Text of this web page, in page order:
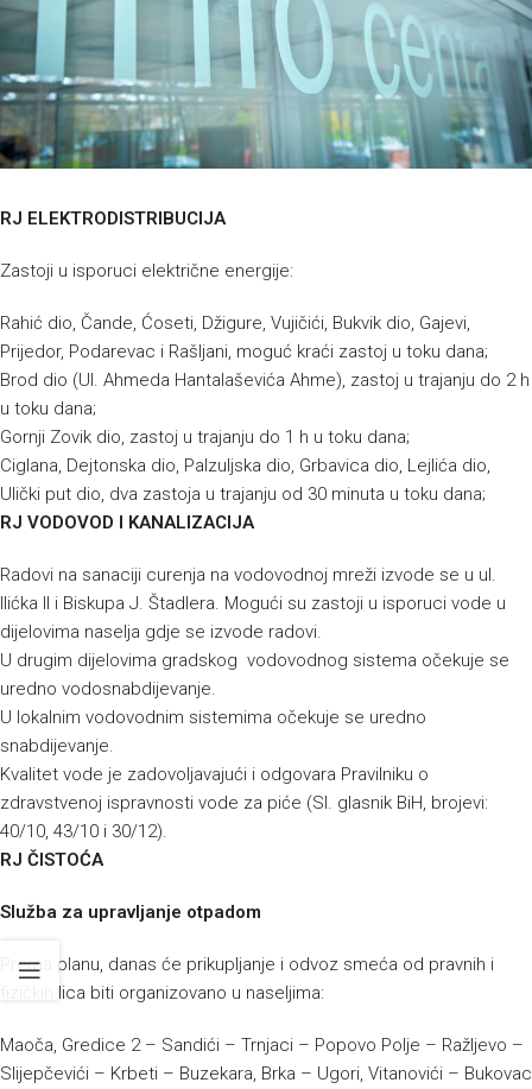
RJ ELEKTRODISTRIBUCIJA
Zastoji u isporuci električne energije:
Rahić dio, Čande, Ćoseti, Džigure, Vujičići, Bukvik dio, Gajevi,
Prijedor, Podarevac i Rašljani, moguć kraći zastoj u toku dana;
Brod dio (Ul. Ahmeda Hantalaševića Ahme), zastoj u trajanju do 2 h
u toku dana;
Gornji Zovik dio, zastoj u trajanju do 1 h u toku dana;
Ciglana, Dejtonska dio, Palzuljska dio, Grbavica dio, Lejlića dio,
Ulički put dio, dva zastoja u trajanju od 30 minuta u toku dana;
RJ VODOVOD I KANALIZACIJA
Radovi na sanaciji curenja na vodovodnoj mreži izvode se u ul.
Ilićka II i Biskupa J. Štadlera. Mogući su zastoji u isporuci vode u
dijelovima naselja gdje se izvode radovi.
U drugim dijelovima gradskog vodovodnog sistema očekuje se
uredno vodosnabdijevanje.
U lokalnim vodovodnim sistemima očekuje se uredno
snabdijevanje.
Kvalitet vode je zadovoljavajući i odgovara Pravilniku o
zdravstvenoj ispravnosti vode za piće (Sl. glasnik BiH, brojevi:
40/10, 43/10 i 30/12).
RJ ČISTOĆA
Služba za upravljanje otpadom
Prema planu, danas će prikupljanje i odvoz smeća od pravnih i
fizičkih lica biti organizovano u naseljima:
Maoča, Gredice 2 – Sandići – Trnjaci – Popovo Polje – Ražljevo –
Slijepčevići – Krbeti – Buzekara, Brka – Ugori, Vitanovići – Bukovac